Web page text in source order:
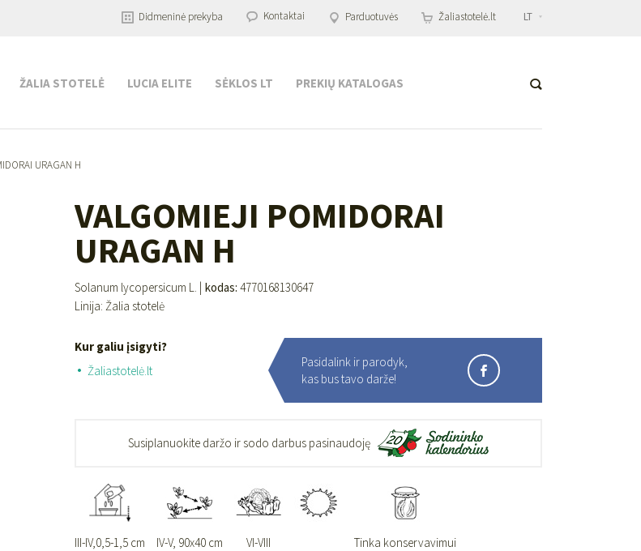
LT
Žaliastotelė.lt
Parduotuvės
Kontaktai
Didmeninė prekyba
ŽALIA STOTELĖ LUCIA ELITE SĖKLOS LT PREKIŲ KATALOGAS
URAGAN H
VALGOMIEJI POMIDORAI
URAGAN H
Solanum lycopersicum L. | kodas: 4770168130647
Linija: Žalia stotelė
Kur galiu įsigyti?
Žaliastotelė.lt
Pasidalink ir parodyk,
kas bus tavo darže!
Susiplanuokite daržo ir sodo darbus pasinaudoję
III-IV,0,5-1,5 cm IV-V, 90x40 cm VI-VIII Tinka konservavimui